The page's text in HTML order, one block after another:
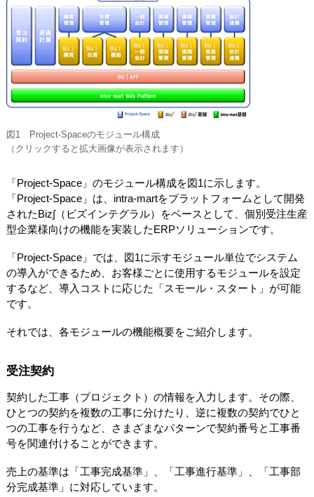
図1 Project-Spaceのモジュール構成
（クリックすると拡大画像が表示されます）
「Project-Space」のモジュール構成を図1に示します。
「Project-Space」は、intra-martをプラットフォームとして開発
されたBiz∫（ビズインテグラル）をベースとして、個別受注生産
型企業様向けの機能を実装したERPソリューションです。
「Project-Space」では、図1に示すモジュール単位でシステム
の導入ができるため、お客様ごとに使用するモジュールを設定
するなど、導入コストに応じた「スモール・スタート」が可能
です。
それでは、各モジュールの機能概要をご紹介します。
受注契約
契約した工事（プロジェクト）の情報を入力します。その際、
ひとつの契約を複数の工事に分けたり、逆に複数の契約でひと
つの工事を行うなど、さまざまなパターンで契約番号と工事番
号を関連付けることができます。
売上の基準は「工事完成基準」、「工事進行基準」、「工事部
分完成基準」に対応しています。